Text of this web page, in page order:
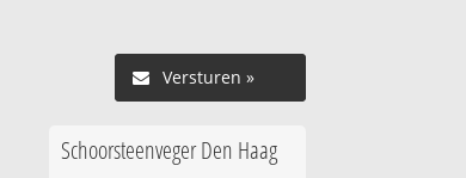
Versturen »
Schoorsteenveger Den Haag